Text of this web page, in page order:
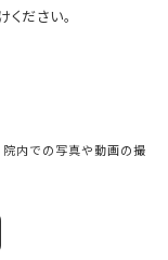
ください。
内での写真や動画の撮